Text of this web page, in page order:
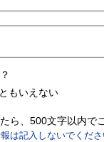
もいえない
ら、500文字以内で
は記入しないでくだ